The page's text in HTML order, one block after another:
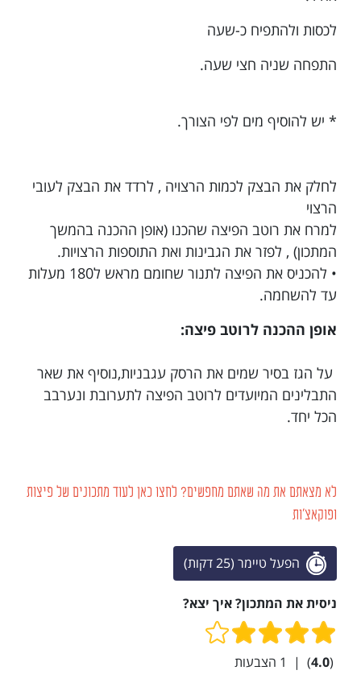
לכסות ולהתפיח כ-שעה
התפחה שניה חצי שעה.
* יש להוסיף מים לפי הצורך.
לחלק את הבצק לכמות הרצויה , לרדד את הבצק לעובי
הרצוי
למרח את רוטב הפיצה שהכנו (אופן ההכנה בהמשך
המתכון) , לפזר את הגבינות ואת התוספות הרצויות.
• להכניס את הפיצה לתנור שחומם מראש ל180 מעלות
עד להשחמה.
אופן ההכנה לרוטב פיצה:
על הגז בסיר שמים את הרסק עגבניות,נוסיף את שאר
התבלינים המיועדים לרוטב הפיצה לתערובת ונערבב
הכל יחד.
לא מצאתם את מה שאתם מחפשים? לחצו כאן לעוד מתכונים של פיצות
ופוקאצ'ות
הפעל טיימר (25 דקות)
ניסית את המתכון? איך יצא?
(
4.0
)
|
1 הצבעות